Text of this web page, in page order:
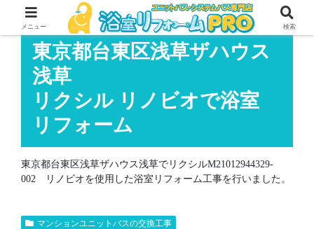
東京都台東区浅草ザハウス
浅草
リクシル リノビオで浴室
リフォーム
東京都台東区浅草ザハウス浅草でリクシルM21012944329-
002 リノビオを使用した浴室リフォーム工事を行いました。
マンションユニットバスの交換工事
メニュー 検索